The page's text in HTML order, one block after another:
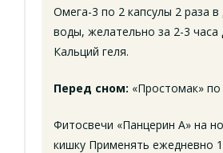
Омега-3 по 2 капсулы 2 раза в
воды, желательно за 2-3 часа
Кальций геля.
Перед сном: «Простомак» по
Фитосвечи «Панцерин А» на
кишку Применять ежедневно